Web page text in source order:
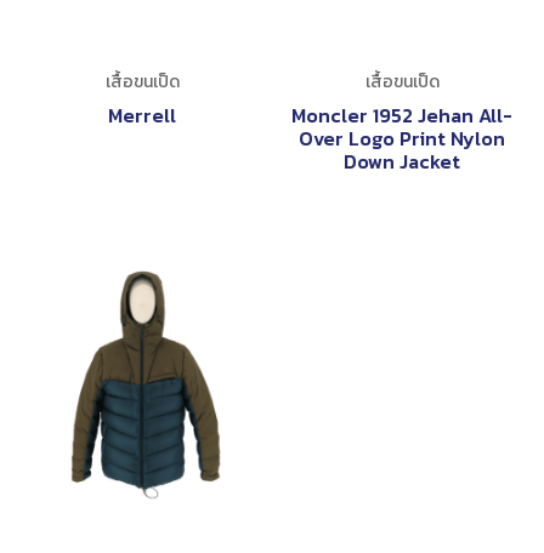
เสื้อขนเป็ด
Merrell
เสื้อขนเป็ด
Moncler 1952 Jehan All-
Over Logo Print Nylon
Down Jacket